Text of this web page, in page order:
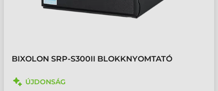
BIXOLON SRP-S300II BLOKKNYOMTATÓ
ÚJDONSÁG